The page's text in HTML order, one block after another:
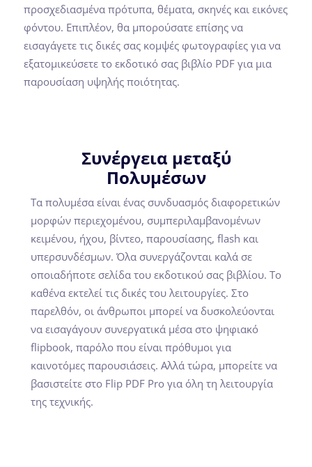
προσχεδιασμένα πρότυπα, θέματα, σκηνές και εικόνες
φόντου. Επιπλέον, θα μπορούσατε επίσης να
εισαγάγετε τις δικές σας κομψές φωτογραφίες για να
εξατομικεύσετε το εκδοτικό σας βιβλίο PDF για μια
παρουσίαση υψηλής ποιότητας.
Συνέργεια μεταξύ
Πολυμέσων
Τα πολυμέσα είναι ένας συνδυασμός διαφορετικών
μορφών περιεχομένου, συμπεριλαμβανομένων
κειμένου, ήχου, βίντεο, παρουσίασης, flash και
υπερσυνδέσμων. Όλα συνεργάζονται καλά σε
οποιαδήποτε σελίδα του εκδοτικού σας βιβλίου. Το
καθένα εκτελεί τις δικές του λειτουργίες. Στο
παρελθόν, οι άνθρωποι μπορεί να δυσκολεύονται
να εισαγάγουν συνεργατικά μέσα στο ψηφιακό
flipbook, παρόλο που είναι πρόθυμοι για
καινοτόμες παρουσιάσεις. Αλλά τώρα, μπορείτε να
βασιστείτε στο Flip PDF Pro για όλη τη λειτουργία
της τεχνικής.